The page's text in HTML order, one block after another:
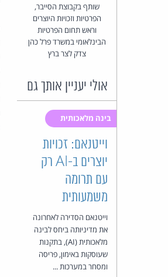
שותף בקבוצת הסייבר,
הפרטיות וזכויות היוצרים
וראש תחום הפרטיות
הבינלאומי במשרד פרל כהן
צדק לצר ברץ
אולי יעניין אותך גם
בינה מלאכותית
וייטנאם: זכויות
יוצרים ב-AI רק
עם תרומה
משמעותית
וייטנאם הסדירה לאחרונה
את מדיניותה ביחס לבינה
מלאכותית (AI), בתקנות
שעוסקות באימון, פריסה
ומסחר במערכות ...